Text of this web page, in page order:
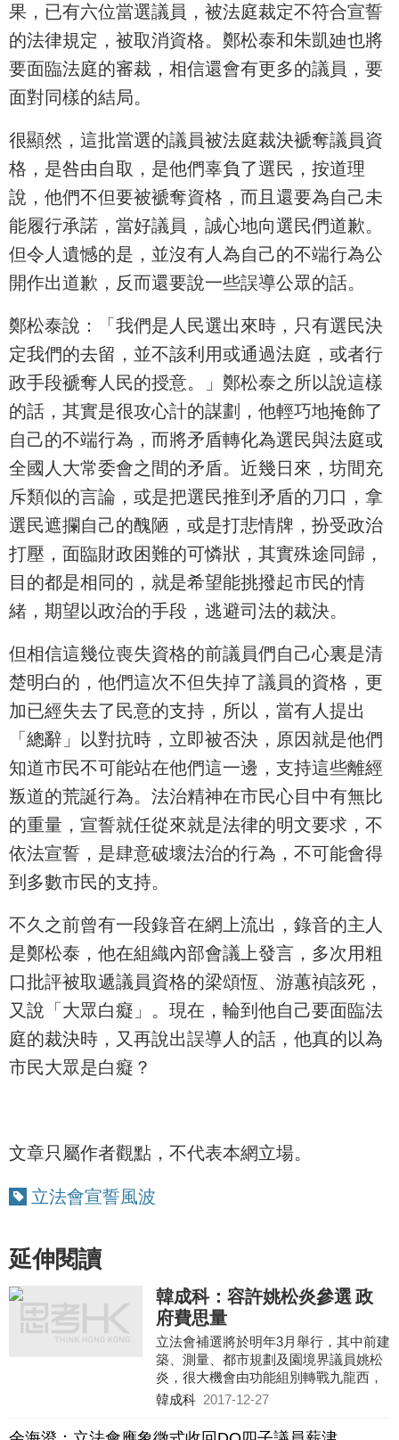
果，已有六位當選議員，被法庭裁定不符合宣誓
的法律規定，被取消資格。鄭松泰和朱凱廸也將
要面臨法庭的審裁，相信還會有更多的議員，要
面對同樣的結局。
很顯然，這批當選的議員被法庭裁決褫奪議員資
格，是咎由自取，是他們辜負了選民，按道理
說，他們不但要被褫奪資格，而且還要為自己未
能履行承諾，當好議員，誠心地向選民們道歉。
但令人遺憾的是，並沒有人為自己的不端行為公
開作出道歉，反而還要說一些誤導公眾的話。
鄭松泰說：「我們是人民選出來時，只有選民決
定我們的去留，並不該利用或通過法庭，或者行
政手段褫奪人民的授意。」鄭松泰之所以說這樣
的話，其實是很攻心計的謀劃，他輕巧地掩飾了
自己的不端行為，而將矛盾轉化為選民與法庭或
全國人大常委會之間的矛盾。近幾日來，坊間充
斥類似的言論，或是把選民推到矛盾的刀口，拿
選民遮攔自己的醜陋，或是打悲情牌，扮受政治
打壓，面臨財政困難的可憐狀，其實殊途同歸，
目的都是相同的，就是希望能挑撥起市民的情
緒，期望以政治的手段，逃避司法的裁決。
但相信這幾位喪失資格的前議員們自己心裏是清
楚明白的，他們這次不但失掉了議員的資格，更
加已經失去了民意的支持，所以，當有人提出
「總辭」以對抗時，立即被否決，原因就是他們
知道市民不可能站在他們這一邊，支持這些離經
叛道的荒誕行為。法治精神在市民心目中有無比
的重量，宣誓就任從來就是法律的明文要求，不
依法宣誓，是肆意破壞法治的行為，不可能會得
到多數市民的支持。
不久之前曾有一段錄音在網上流出，錄音的主人
是鄭松泰，他在組織內部會議上發言，多次用粗
口批評被取遞議員資格的梁頌恆、游蕙禎該死，
又說「大眾白癡」。現在，輪到他自己要面臨法
庭的裁決時，又再說出誤導人的話，他真的以為
市民大眾是白癡？
文章只屬作者觀點，不代表本網立場。
立法會宣誓風波
延伸閱讀
韓成科：容許姚松炎參選 政
府費思量
立法會補選將於明年3月舉行，其中前建
築、測量、都市規劃及園境界議員姚松
炎，很大機會由功能組別轉戰九龍西，
外界普遍預料他能順利在泛民初選中出
取消資格的姚松炎頗大可能會在正式報
韓成科 2017-12-27